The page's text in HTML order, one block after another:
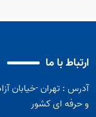
ارتباط با ما
آدرس : تهران -خیابان
و حرفه ای کشور